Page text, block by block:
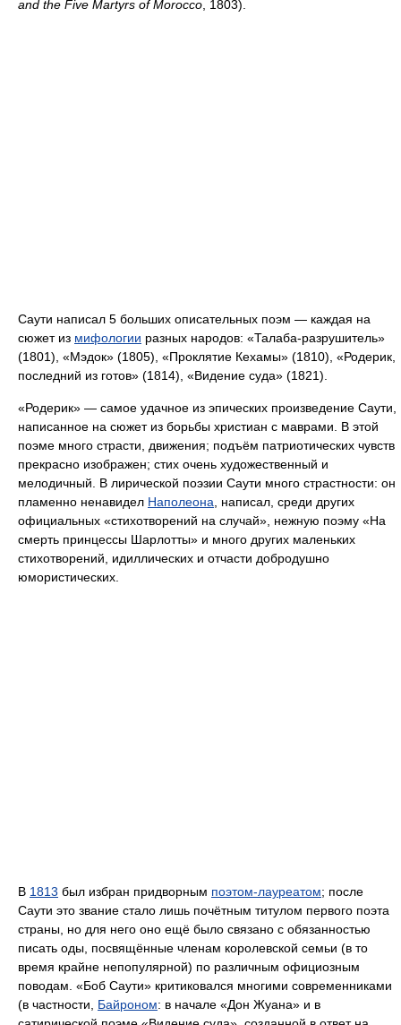
and the Five Martyrs of Morocco , 1803).
Саути написал 5 больших описательных поэм — каждая на
сюжет из мифологии разных народов: «Талаба-разрушитель»
(1801), «Мэдок» (1805), «Проклятие Кехамы» (1810), «Родерик,
последний из готов» (1814), «Видение суда» (1821).
«Родерик» — самое удачное из эпических произведение Саути,
написанное на сюжет из борьбы христиан с маврами. В этой
поэме много страсти, движения; подъём патриотических чувств
прекрасно изображен; стих очень художественный и
мелодичный. В лирической поэзии Саути много страстности: он
пламенно ненавидел Наполеона , написал, среди других
официальных «стихотворений на случай», нежную поэму «На
смерть принцессы Шарлотты» и много других маленьких
стихотворений, идиллических и отчасти добродушно
юмористических.
В 1813 был избран придворным поэтом-лауреатом; после
Саути это звание стало лишь почётным титулом первого поэта
страны, но для него оно ещё было связано с обязанностью
писать оды, посвящённые членам королевской семьи (в то
время крайне непопулярной) по различным официозным
поводам. «Боб Саути» критиковался многими современниками
(в частности, Байроном: в начале «Дон Жуана» и в